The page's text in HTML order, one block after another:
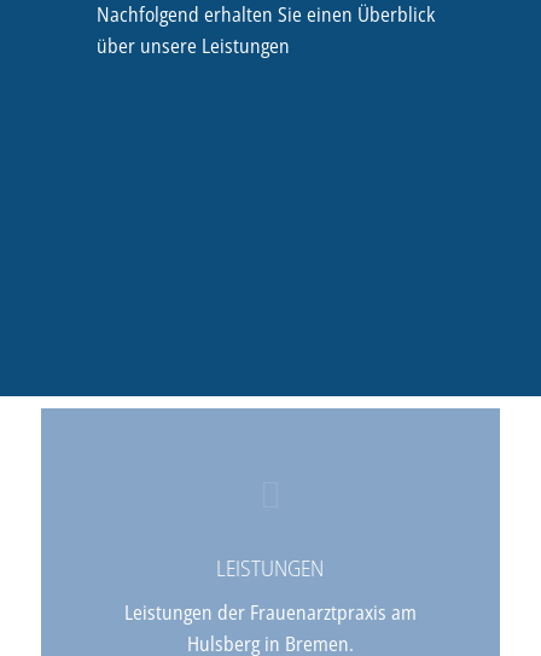
Nachfolgend erhalten Sie einen Überblick
über unsere Leistungen
LEISTUNGEN
Leistungen der Frauenarztpraxis am
Hulsberg in Bremen.